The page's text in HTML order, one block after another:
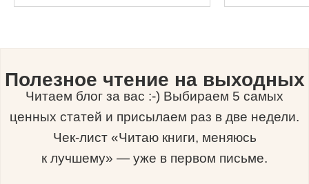
Полезное чтение на выходных
Читаем блог за вас :-) Выбираем 5 самых
ценных статей и присылаем раз в две недели.
Чек-лист «Читаю книги, меняюсь
к лучшему» — уже в первом письме.